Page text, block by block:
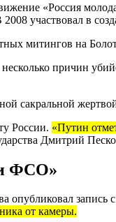
«Россия
участвовал в
митингов на
несколько причин
сакральной
России. «Путин
Дмитрий
ФСО»
опубликовал
от камеры.